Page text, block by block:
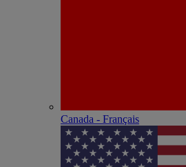
Canada - Français